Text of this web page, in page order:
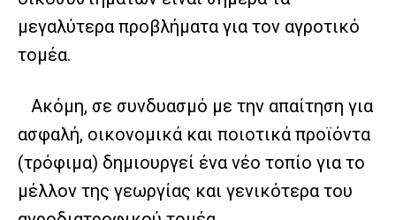
μεγαλύτερα προβλήματα για τον αγροτικό
τομέα.
Ακόμη, σε συνδυασμό με την απαίτηση για
ασφαλή, οικονομικά και ποιοτικά προϊόντα
(τρόφιμα) δημιουργεί ένα νέο τοπίο για το
μέλλον της γεωργίας και γενικότερα του